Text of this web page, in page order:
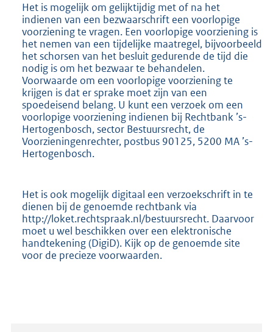
Het is mogelijk om gelijktijdig met of na het
indienen van een bezwaarschrift een voorlopige
voorziening te vragen. Een voorlopige voorziening is
het nemen van een tijdelijke maatregel, bijvoorbeeld
het schorsen van het besluit gedurende de tijd die
nodig is om het bezwaar te behandelen.
Voorwaarde om een voorlopige voorziening te
krijgen is dat er sprake moet zijn van een
spoedeisend belang. U kunt een verzoek om een
voorlopige voorziening indienen bij Rechtbank ’s-
Hertogenbosch, sector Bestuursrecht, de
Voorzieningenrechter, postbus 90125, 5200 MA ’s-
Hertogenbosch.
Het is ook mogelijk digitaal een verzoekschrift in te
dienen bij de genoemde rechtbank via
http://loket.rechtspraak.nl/bestuursrecht. Daarvoor
moet u wel beschikken over een elektronische
handtekening (DigiD). Kijk op de genoemde site
voor de precieze voorwaarden.